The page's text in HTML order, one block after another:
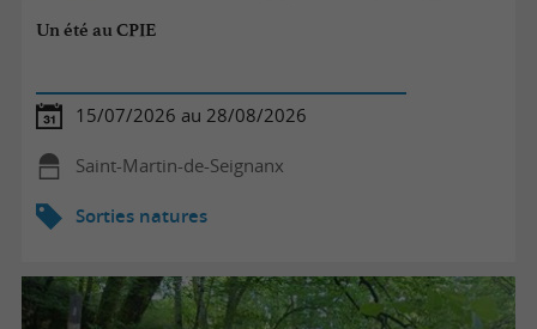
Un été au CPIE
15/07/2026 au 28/08/2026
Saint-Martin-de-Seignanx
Sorties natures